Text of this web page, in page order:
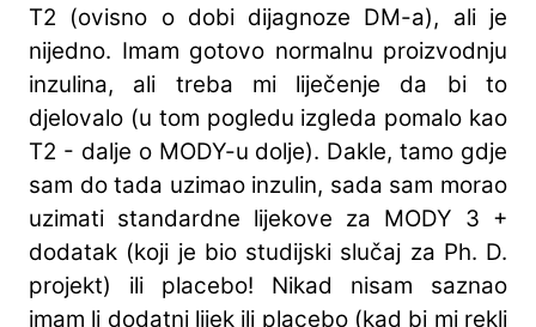
T2 (ovisno o dobi dijagnoze DM-a), ali je
nijedno. Imam gotovo normalnu proizvodnju
inzulina, ali treba mi liječenje da bi to
djelovalo (u tom pogledu izgleda pomalo kao
T2 - dalje o MODY-u dolje). Dakle, tamo gdje
sam do tada uzimao inzulin, sada sam morao
uzimati standardne lijekove za MODY 3 +
dodatak (koji je bio studijski slučaj za Ph. D.
projekt) ili placebo! Nikad nisam saznao
imam li dodatni lijek ili placebo (kad bi mi rekli